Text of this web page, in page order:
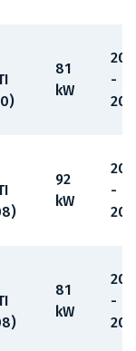
81
kW
-
92
kW
-
81
kW
-